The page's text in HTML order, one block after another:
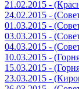
21.02.2015 -
24.02.2015 -
01.03.2015 -
03.03.2015 -
04.03.2015 -
10.03.2015 -
15.03.2015 -
23.03.2015 -